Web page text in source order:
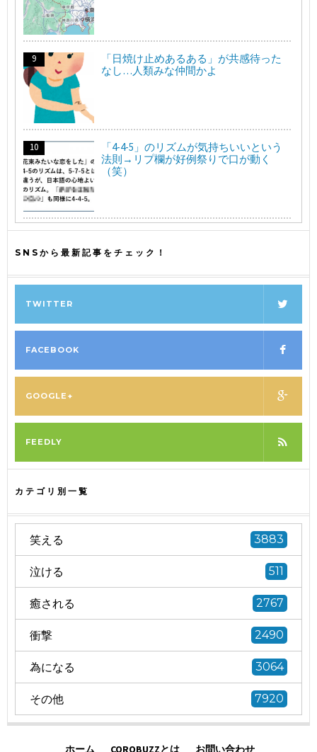
「日焼け止めあるある」が共感待った
なし…人類みな仲間かよ
「4-4-5」のリズムが気持ちいいという
法則→リプ欄が好例祭りで口が動く
（笑）
SNSから最新記事をチェック！
TWITTER
FACEBOOK
GOOGLE+
FEEDLY
カテゴリ別一覧
笑える 3883
泣ける 511
癒される 2767
衝撃 2490
為になる 3064
その他 7920